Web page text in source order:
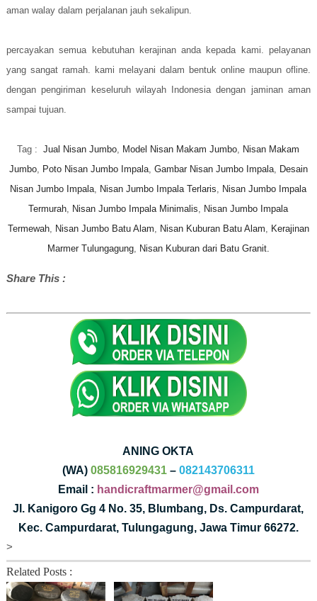
aman walay dalam perjalanan jauh sekalipun.
percayakan semua kebutuhan kerajinan anda kepada kami. pelayanan
yang sangat ramah. kami melayani dalam bentuk online maupun ofline.
dengan pengiriman keseluruh wilayah Indonesia dengan jaminan aman
sampai tujuan.
Tag : Jual Nisan Jumbo, Model Nisan Makam Jumbo, Nisan Makam
Jumbo, Poto Nisan Jumbo Impala, Gambar Nisan Jumbo Impala, Desain
Nisan Jumbo Impala, Nisan Jumbo Impala Terlaris, Nisan Jumbo Impala
Termurah, Nisan Jumbo Impala Minimalis, Nisan Jumbo Impala
Termewah, Nisan Jumbo Batu Alam, Nisan Kuburan Batu Alam, Kerajinan
Marmer Tulungagung, Nisan Kuburan dari Batu Granit.
Share This :
ANING OKTA
(WA) 085816929431– 082143706311
Email : handicraftmarmer@gmail.com
Jl. Kanigoro Gg 4 No. 35, Blumbang, Ds. Campurdarat,
Kec. Campurdarat, Tulungagung, Jawa Timur 66272.
>
Related Posts :